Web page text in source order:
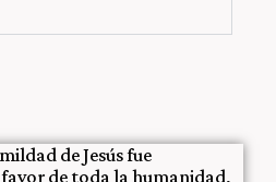
de Jesús fue
de toda la humanidad,